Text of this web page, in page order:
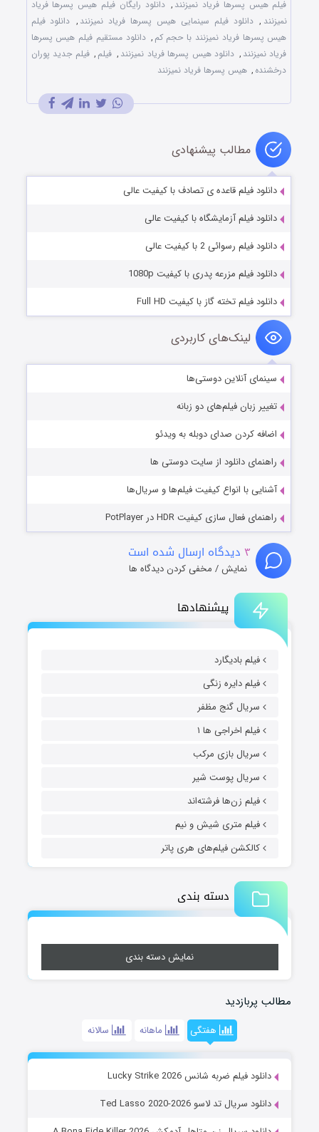
پیشنهادها
فیلم بادیگارد
فیلم دایره زنگی
سریال گنج مظفر
فیلم اخراجی ها ۱
سریال بازی مرکب
سریال پوست شیر
فیلم زن‌ها فرشته‌اند
فیلم متری شیش و نیم
کالکشن فیلم‌های هری پاتر
دسته بندی
نمایش دسته بندی
مطالب پربازدید
هفتگی ماهانه سالانه
دانلود فیلم ضربه شانس Lucky Strike 2026
دانلود سریال تد لاسو Ted Lasso 2020-2026
فیلم هیس پسرها فریاد نمیزنند , دانلود رایگان فیلم هیس پسرها فریاد
نمیزنند , دانلود فیلم سینمایی هیس پسرها فریاد نمیزنند , دانلود فیلم
هیس پسرها فریاد نمیزنند با حجم کم , دانلود مستقیم فیلم هیس پسرها
فریاد نمیزنند , دانلود هیس پسرها فریاد نمیزنند , فیلم , فیلم جدید پوران
درخشنده , هیس پسرها فریاد نمیزنند
مطالب پیشنهادی
دانلود فیلم قاعده ی تصادف با کیفیت عالی
دانلود فیلم آزمایشگاه با کیفیت عالی
دانلود فیلم رسوائی 2 با کیفیت عالی
دانلود فیلم مزرعه پدری با کیفیت 1080p
دانلود فیلم تخته گاز با کیفیت Full HD
لینک‌های کاربردی
سینمای آنلاین دوستی‌ها
تغییر زبان فیلم‌های دو زبانه
اضافه کردن صدای دوبله به ویدئو
راهنمای دانلود از سایت دوستی ها
آشنایی با انواع کیفیت فیلم‌ها و سریال‌ها
راهنمای فعال سازی کیفیت HDR در PotPlayer
۳ دیدگاه ارسال شده است
نمایش / مخفی کردن دیدگاه ها